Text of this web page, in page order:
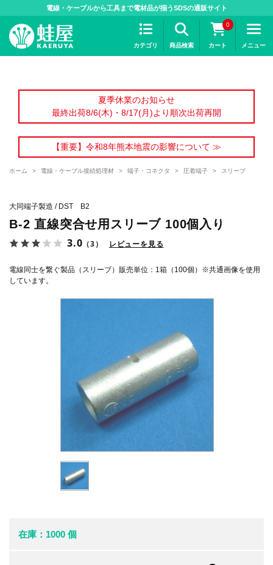
電線・ケーブルから工具まで電材品が揃うSDSの通販サイト
カテゴリ 商品検索
0
カート メニュー
夏季休業のお知らせ
最終出荷8/6(木)・8/17(月)より順次出荷再開
【重要】令和8年熊本地震の影響について ≫
ホーム > 電線・ケーブル接続処理材 > 端子・コネクタ > 圧着端子 > スリーブ
大同端子製造 / DST B2
B-2 直線突合せ用スリーブ 100個入り
3.0 （3） レビューを見る
電線同士を繋ぐ製品（スリーブ）販売単位：1箱（100個）※共通画像を使用
しています。
在庫：1000 個